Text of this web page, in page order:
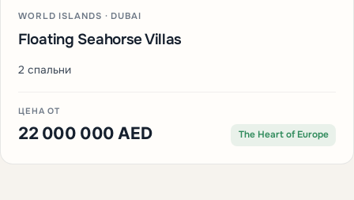
WORLD ISLANDS · DUBAI
Floating Seahorse Villas
2 спальни
ЦЕНА ОТ
22 000 000 AED The Heart of Europe